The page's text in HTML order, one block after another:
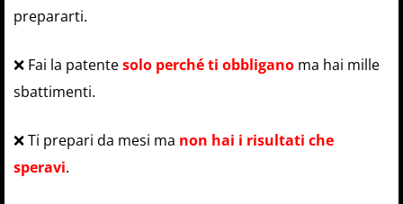
prepararti.
❌ Fai la patentesolo perché ti obbligano ma hai mille
sbattimenti.
❌ Ti prepari da mesi ma non hai i risultati che
speravi.